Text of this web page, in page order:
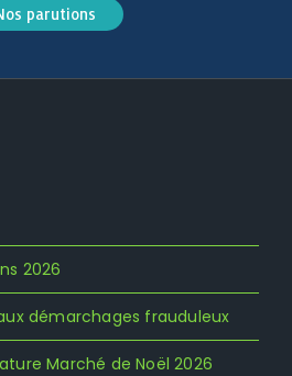
parutions
2026
démarchages frauduleux
Marché de Noël 2026